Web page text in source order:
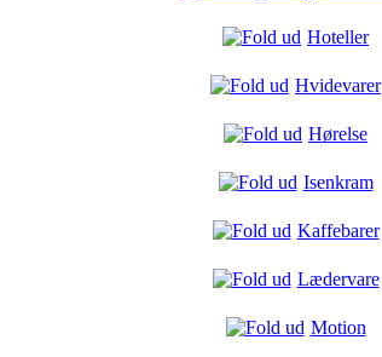
Hoteller
Hvidevarer
Hørelse
Isenkram
Kaffebarer
Lædervare
Motion